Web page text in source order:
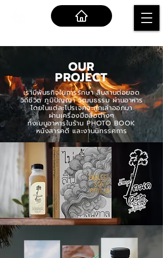
OUR
PROJECT
เรามีพันธกิจในการรักษา สืบสานต่อยอด
วิถีชีวิต ภูมิปัญญา วัฒนธรรม ผ่านอาหาร
โดยในแต่ละโปรเจคจะถูกเล่าออกมา
ผ่านเครื่องมือสื่อต่างๆ
ทั้งเมนูอาหารในร้าน PHOTO BOOK
หนังสารคดี และงานนิทรรศการ